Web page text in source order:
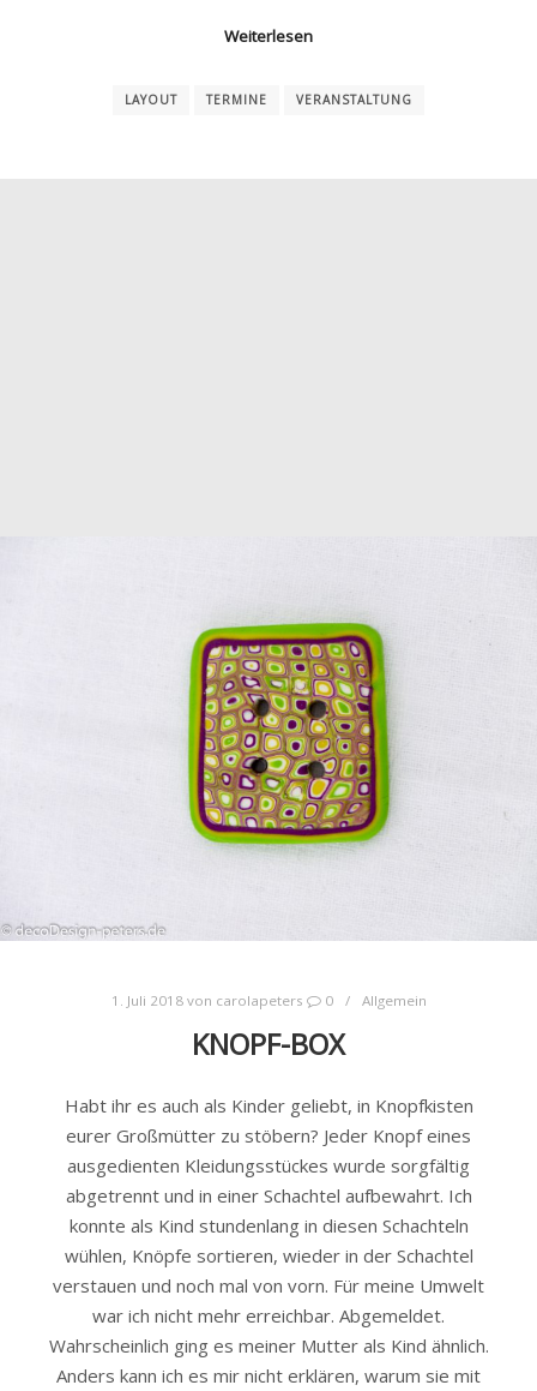
Weiterlesen
LAYOUT TERMINE VERANSTALTUNG
1. Juli 2018von carolapeters 0 Allgemein
KNOPF-BOX
Habt ihr es auch als Kinder geliebt, in Knopfkisten
eurer Großmütter zu stöbern? Jeder Knopf eines
ausgedienten Kleidungsstückes wurde sorgfältig
abgetrennt und in einer Schachtel aufbewahrt. Ich
konnte als Kind stundenlang in diesen Schachteln
wühlen, Knöpfe sortieren, wieder in der Schachtel
verstauen und noch mal von vorn. Für meine Umwelt
war ich nicht mehr erreichbar. Abgemeldet.
Wahrscheinlich ging es meiner Mutter als Kind ähnlich.
Anders kann ich es mir nicht erklären, warum sie mit